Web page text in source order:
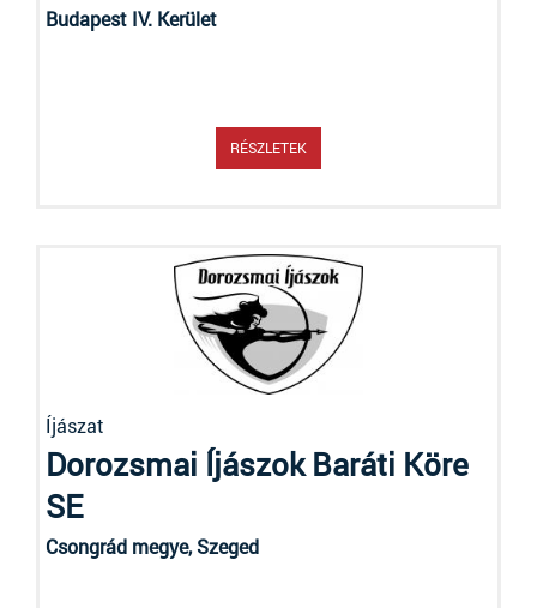
Budapest IV. Kerület
RÉSZLETEK
Íjászat
Dorozsmai Íjászok Baráti Köre
SE
Csongrád megye, Szeged